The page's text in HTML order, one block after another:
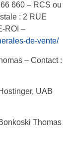
660 – RCS ou
: 2 RUE
ROI –
de-vente/
– Contact :
UAB
Thomas